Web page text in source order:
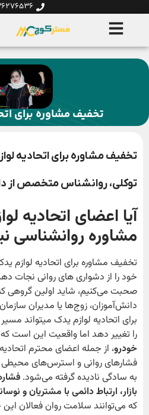
تخفیف مشاوره برای
تخفیف مشاوره برای اتحادیه
توکلی، روانشناس متخصص از
آیا اعضای اتحادیه
مشاوره روانشناسی
تخفیف مشاوره برای اتحادیه لوازم
خود را از دشواری های روانی نجات
صحبت می‌کنیم، شاید اولین گروهی
دانش‌آموزان، زوج‌ها یا مدیران
برای اتحادیه لوازم یدک میتواند
را تغییر دهد اما واقعیت این است که
خودرو، از جمله اعضای محترم
فشارهای روانی و استرس‌های
به سادگی نادیده گرفته می‌شود.
بازار، ارتباط دائمی با مشتریان و
که می‌توانند سلامت روان فعالان این